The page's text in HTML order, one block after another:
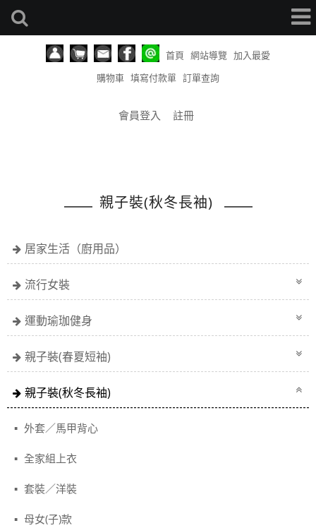
首頁 網站導覽 加入最愛
購物車 填寫付款單 訂單查詢
會員登入 註冊
親子裝(秋冬長袖)
居家生活（廚用品）
流行女裝
運動瑜珈健身
親子裝(春夏短袖)
親子裝(秋冬長袖)
外套／馬甲背心
全家組上衣
套裝／洋裝
母女(子)款